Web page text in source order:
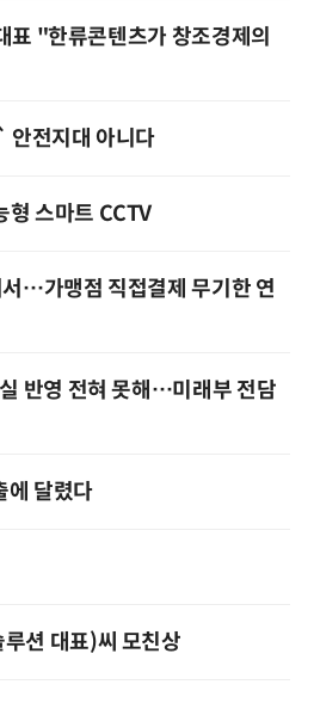
표 "한류콘텐츠가 창조경제의
안전지대 아니다
형 스마트 CCTV
…가맹점 직접결제 무기한 연
반영 전혀 못해…미래부 전담
에 달렸다
션 대표)씨 모친상